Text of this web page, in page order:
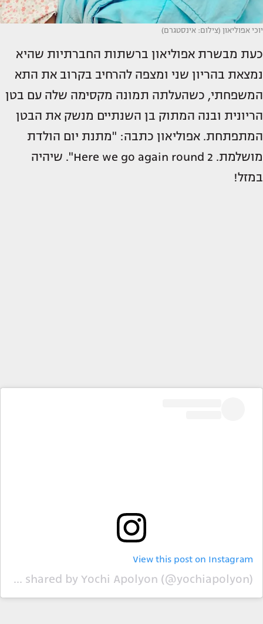
יוכי אפוליאון (צילום: אינסטגרם)
כעת מבשרת אפוליאון ברשתות החברתיות שהיא
נמצאת בהריון שני ומצפה להרחיב בקרוב את התא
המשפחתי, כשהעלתה תמונה מקסימה שלה עם בטן
הריונית ובנה המתוק בן השנתיים מנשק את הבטן
המתפתחת. אפוליאון כתבה: "מתנת יום הולדת
מושלמת. Here we go again round 2". שיהיה
במזל!
View this post on Instagram
A post shared by Yochi Apolyon (@yochiapolyon)